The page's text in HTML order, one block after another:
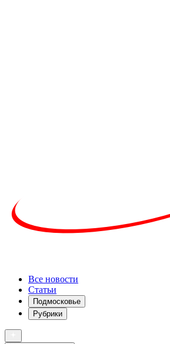
Все новости
Статьи
Подмосковье
Рубрики